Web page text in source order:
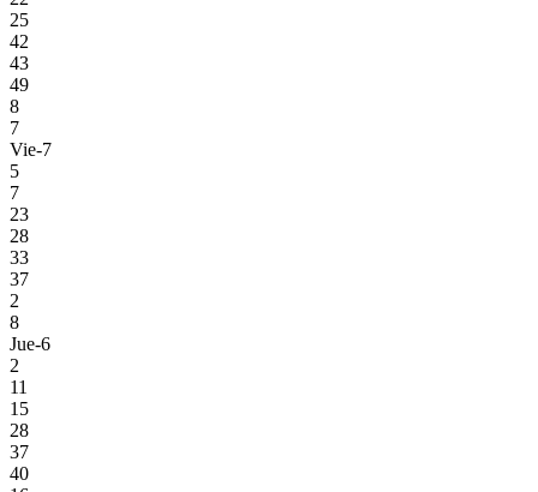
25
42
43
49
8
7
Vie-7
5
7
23
28
33
37
2
8
Jue-6
2
11
15
28
37
40